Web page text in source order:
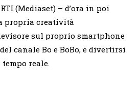
(Mediaset) – d’ora in poi
propria creatività
sul proprio smartphone
canale Bo e BoBo, e divertirsi
reale.